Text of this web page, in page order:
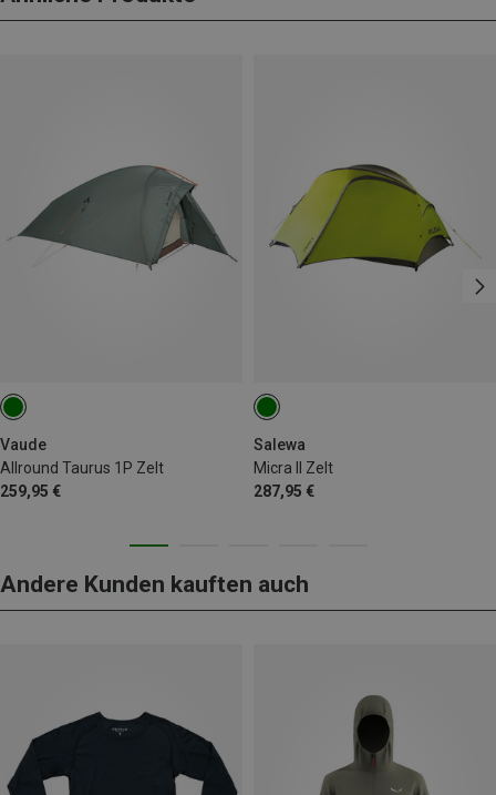
Vaude
Allround Taurus 1P Zelt
259,95 €
Salewa
Micra II Zelt
287,95 €
Andere Kunden kauften auch